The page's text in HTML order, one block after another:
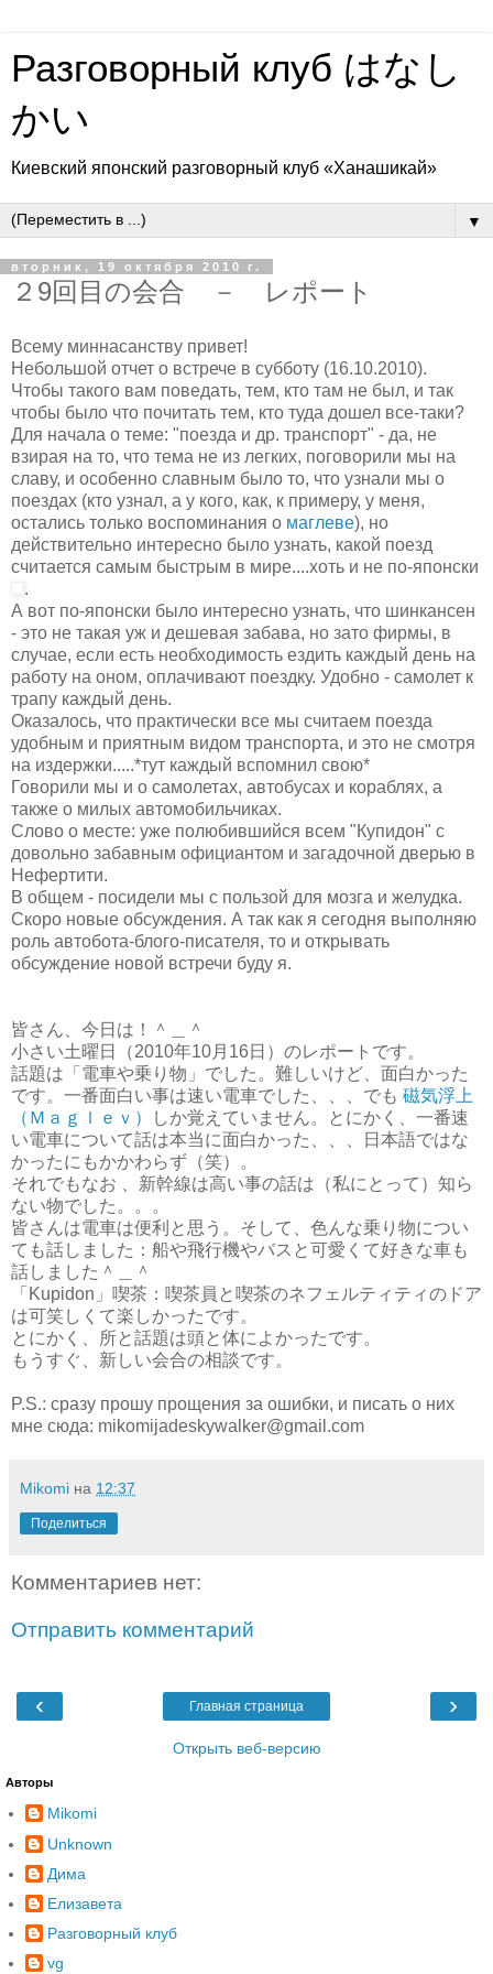
Разговорный клуб はなし
かい
Киевский японский разговорный клуб «Ханашикай»
▼
вторник, 19 октября 2010 г.
２9回目の会合 － レポート
Всему миннасанству привет!
Небольшой отчет о встрече в субботу (16.10.2010).
Чтобы такого вам поведать, тем, кто там не был, и так
чтобы было что почитать тем, кто туда дошел все-таки?
Для начала о теме: "поезда и др. транспорт" - да, не
взирая на то, что тема не из легких, поговорили мы на
славу, и особенно славным было то, что узнали мы о
поездах (кто узнал, а у кого, как, к примеру, у меня,
остались только воспоминания о маглеве), но
действительно интересно было узнать, какой поезд
считается самым быстрым в мире....хоть и не по-японски
.
А вот по-японски было интересно узнать, что шинкансен
- это не такая уж и дешевая забава, но зато фирмы, в
случае, если есть необходимость ездить каждый день на
работу на оном, оплачивают поездку. Удобно - самолет к
трапу каждый день.
Оказалось, что практически все мы считаем поезда
удобным и приятным видом транспорта, и это не смотря
на издержки.....*тут каждый вспомнил свою*
Говорили мы и о самолетах, автобусах и кораблях, а
также о милых автомобильчиках.
Слово о месте: уже полюбившийся всем "Купидон" с
довольно забавным официантом и загадочной дверью в
Нефертити.
В общем - посидели мы с пользой для мозга и желудка.
Скоро новые обсуждения. А так как я сегодня выполняю
роль автобота-блого-писателя, то и открывать
обсуждение новой встречи буду я.
皆さん、今日は！＾＿＾
小さい土曜日（2010年10月16日）のレポートです。
話題は「電車や乗り物」でした。難しいけど、面白かった
です。一番面白い事は速い電車でした、、、でも 磁気浮上
（Ｍａｇｌｅｖ）
しか覚えていません。とにかく、一番速
い電車について話は本当に面白かった、、、日本語ではな
かったにもかかわらず（笑）。
それでもなお 、新幹線は高い事の話は（私にとって）知ら
ない物でした。。。
皆さんは電車は便利と思う。そして、色んな乗り物につい
ても話しました：船や飛行機やバスと可愛くて好きな車も
話しました＾＿＾
「Kupidon」喫茶：喫茶員と喫茶のネフェルティティのドア
は可笑しくて楽しかったです。
とにかく、所と話題は頭と体によかったです。
もうすぐ、新しい会合の相談です。
P.S.: сразу прошу прощения за ошибки, и писать о них
мне сюда: mikomijadeskywalker@gmail.com
Mikomi на 12:37
Поделиться
Комментариев нет:
Отправить комментарий
‹ ›
Главная страница
Открыть веб-версию
Авторы
Mikomi
Unknown
Дима
Елизавета
Разговорный клуб
vg